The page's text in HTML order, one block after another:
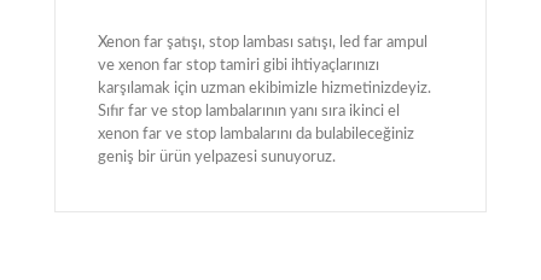
Xenon far şatışı, stop lambası satışı, led far ampul
ve xenon far stop tamiri gibi ihtiyaçlarınızı
karşılamak için uzman ekibimizle hizmetinizdeyiz.
Sıfır far ve stop lambalarının yanı sıra ikinci el
xenon far ve stop lambalarını da bulabileceğiniz
geniş bir ürün yelpazesi sunuyoruz.